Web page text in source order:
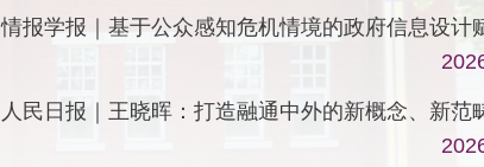
信息与传播学院举办2026届毕业生座谈会
情报学报｜基于公众感知危机情境的政府信息设计
人民日报｜王晓晖：​打造融通中外的新概念、新范